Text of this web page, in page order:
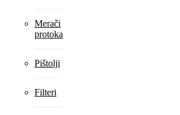
Merači
protoka
Pištolji
Filteri